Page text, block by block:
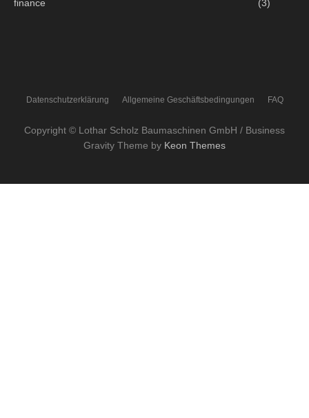
finance (3)
Datenschutzerklärung Allgemeine Geschäftsbedingungen FAQ
Copyright © Lothar Scholz Baumaschinen GmbH / Business
Gravity Theme by Keon Themes